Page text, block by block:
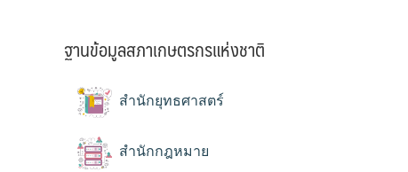
ฐานข้อมูลสภาเกษตรกรแห่งชาติ
สำนักยุทธศาสตร์
สำนักกฎหมาย